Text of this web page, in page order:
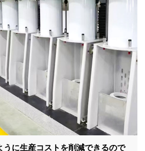
うに生産コストを削減できるので